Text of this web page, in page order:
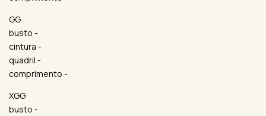
GG
busto -
cintura -
quadril -
comprimento -
XGG
busto -